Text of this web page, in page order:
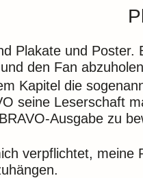
Plakate und
den Fan
Kapitel die
seine Leserschaft
Ausgabe zu
verpflichtet,